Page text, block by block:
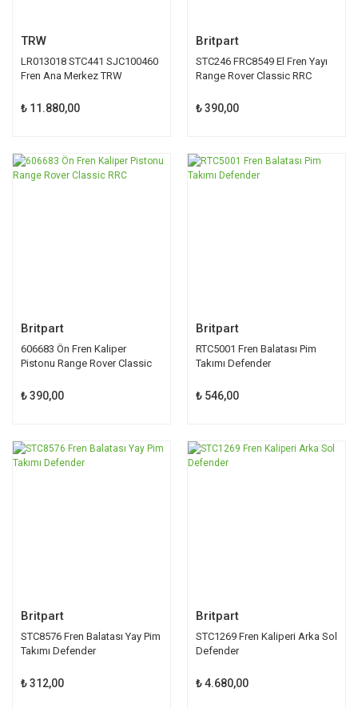
TRW
LR013018 STC441 SJC100460
Fren Ana Merkez TRW
₺ 11.880,00
Britpart
STC246 FRC8549 El Fren Yayı
Range Rover Classic RRC
₺ 390,00
Britpart
606683 Ön Fren Kaliper
Pistonu Range Rover Classic
₺ 390,00
Britpart
RTC5001 Fren Balatası Pim
Takımı Defender
₺ 546,00
Britpart
STC8576 Fren Balatası Yay Pim
Takımı Defender
₺ 312,00
Britpart
STC1269 Fren Kaliperi Arka Sol
Defender
₺ 4.680,00